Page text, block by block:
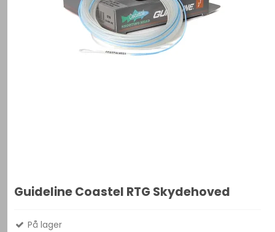
Guideline Coastel RTG Skydehoved
På lager